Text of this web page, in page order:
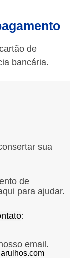
de
bancária.
sua
de
para ajudar.
:
email.